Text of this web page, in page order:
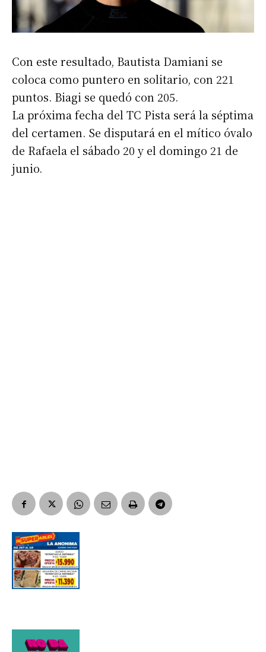
Suscribirme gratis
Dirección de correo electrónico *
Con este resultado, Bautista Damiani se
coloca como puntero en solitario, con 221
puntos. Biagi se quedó con 205.
La próxima fecha del TC Pista será la séptima
del certamen. Se disputará en el mítico óvalo
de Rafaela el sábado 20 y el domingo 21 de
junio.